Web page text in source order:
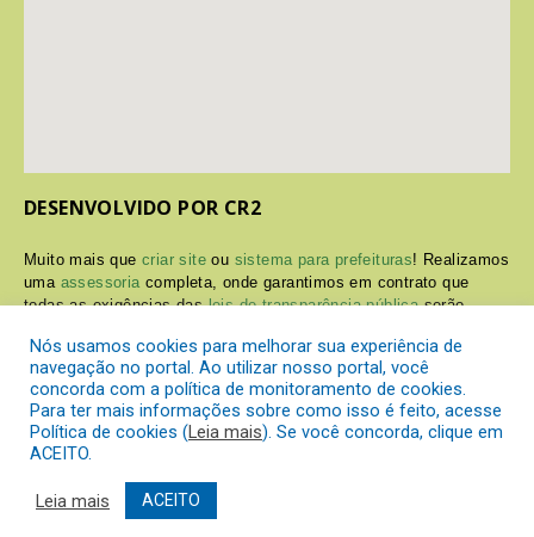
DESENVOLVIDO POR CR2
Muito mais quecriar site ou sistema para prefeituras! Realizamos
uma assessoria completa, onde garantimos em contrato que
todas as exigências dasleis de transparência públicaserão
Conheça oPNTPe oRadar da Transparência Pública
Todos os direitos reservados a
Nós usamos cookies para melhorar sua experiência de
navegação no portal. Ao utilizar nosso portal, você
concorda com a política de monitoramento de cookies.
Para ter mais informações sobre como isso é feito, acesse
Política de cookies (Leia mais). Se você concorda, clique em
ACEITO.
Leia mais ACEITO